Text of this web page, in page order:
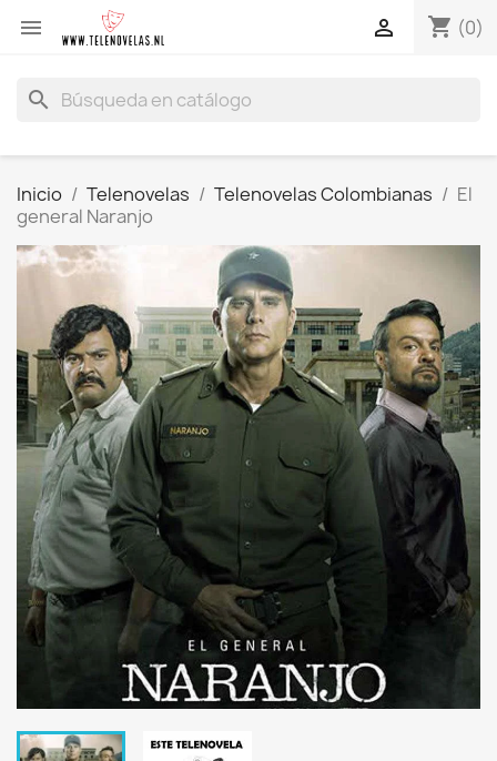
 shopping_cart (0)

search
Inicio Telenovelas Telenovelas Colombianas
El
general Naranjo